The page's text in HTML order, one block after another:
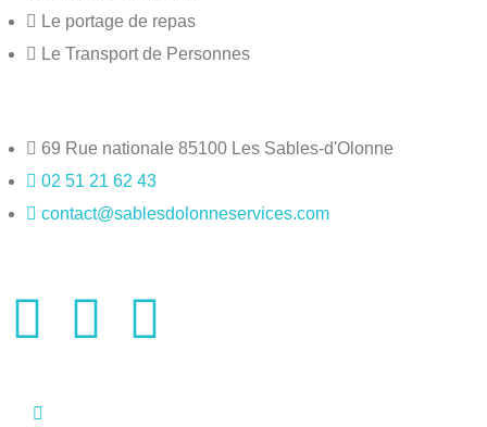
Le portage de repas
Le Transport de Personnes
69 Rue nationale 85100 Les Sables-d'Olonne
02 51 21 62 43
contact@sablesdolonneservices.com